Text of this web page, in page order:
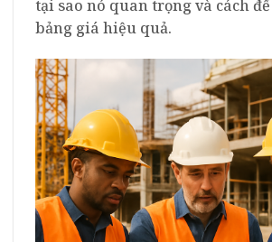
tại sao nó quan trọng và cách
bảng giá hiệu quả.